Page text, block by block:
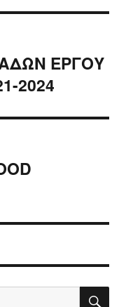
ΕΡΓΟΥ
2024